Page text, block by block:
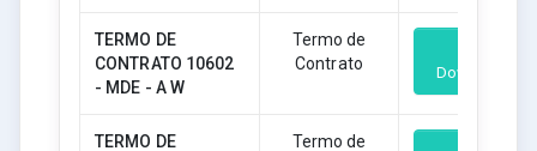
TERMO DE
CONTRATO 10602
- MDE - A W
Termo de
Contrato
Download
TERMO DE Termo de